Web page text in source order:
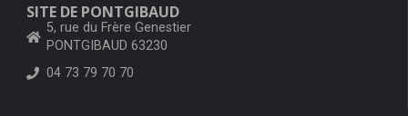
SITE DE PONTGIBAUD
5, rue du Frère Genestier
PONTGIBAUD 63230
04 73 79 70 70